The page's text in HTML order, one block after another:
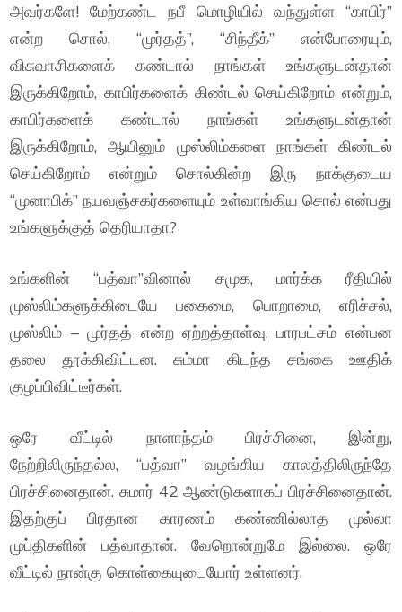
அவர்களே! மேற்கண்ட நபீ மொழியில் வந்துள்ள “காபிர்”
என்ற சொல், “முர்தத்”, “சிந்தீக்” என்போரையும்,
விசுவாசிகளைக் கண்டால் நாங்கள் உங்களுடன்தான்
இருக்கிறோம், காபிர்களைக் கிண்டல் செய்கிறோம் என்றும்,
காபிர்களைக் கண்டால் நாங்கள் உங்களுடன்தான்
இருக்கிறோம், ஆயினும் முஸ்லிம்களை நாங்கள் கிண்டல்
செய்கிறோம் என்றும் சொல்கின்ற இரு நாக்குடைய
“முனாபிக்” நயவஞ்சகர்களையும் உள்வாங்கிய சொல் என்பது
உங்களுக்குத் தெரியாதா?
உங்களின் “பத்வா”வினால் சமுக, மார்க்க ரீதியில்
முஸ்லிம்களுக்கிடையே பகைமை, பொறாமை, எரிச்சல்,
முஸ்லிம் – முர்தத் என்ற ஏற்றத்தாள்வு, பாரபட்சம் என்பன
தலை தூக்கிவிட்டன. சும்மா கிடந்த சங்கை ஊதிக்
குழப்பிவிட்டீர்கள்.
ஒரே வீட்டில் நாளாந்தம் பிரச்சினை, இன்று,
நேற்றிலிருந்தல்ல, “பத்வா” வழங்கிய காலத்திலிருந்தே
பிரச்சினைதான். சுமார் 42 ஆண்டுகளாகப் பிரச்சினைதான்.
இதற்குப் பிரதான காரணம் கண்ணில்லாத முல்லா
முப்திகளின் பத்வாதான். வேறொன்றுமே இல்லை. ஒரே
வீட்டில் நான்கு கொள்கையுடையோர் உள்ளனர்.